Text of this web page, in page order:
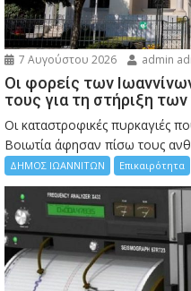
7 Αυγούστου 2026 admin
Οι φορείς των
τους για τη στήριξη
Οι καταστροφικές πυρκαγιές
Bοιωτία άφησαν πίσω τους
ΔΗΜΟΣ ΙΩΑΝΝΙΤΩΝ Επικαιρότητα